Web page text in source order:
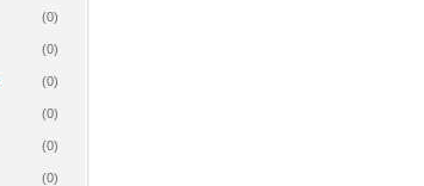
(0)
(0)
(0)
(0)
(0)
(0)